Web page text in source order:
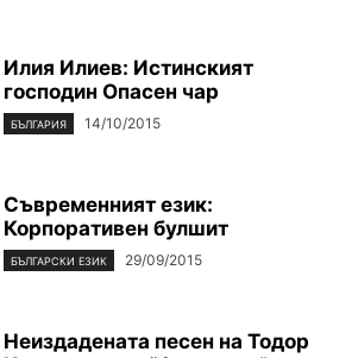
Илия Илиев: Истинският
господин Опасен чар
БЪЛГАРИЯ 14/10/2015
Съвременният език:
Корпоративен булшит
БЪЛГАРСКИ ЕЗИК 29/09/2015
Неиздадената песен на Тодор